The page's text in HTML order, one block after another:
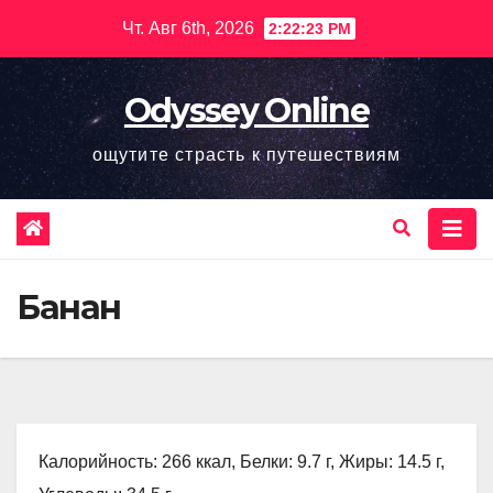
содержимому
Чт. Авг 6th, 2026 2:22:24 PM
Odyssey Online
ощутите страсть к путешествиям
Банан
Калорийность: 266 ккал, Белки: 9.7 г, Жиры: 14.5 г,